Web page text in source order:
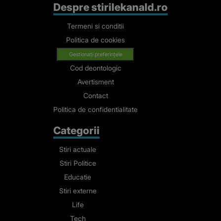
Despre stirilekanald.ro
Termeni si conditii
Politica de cookies
Gestionați preferințele
Cod deontologic
Avertisment
Contact
Politica de confidentialitate
Categorii
Stiri actuale
Stiri Politice
Educatie
Stiri externe
Life
Tech